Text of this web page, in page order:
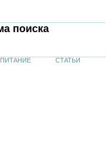
поиска
ПИТАНИЕ СТАТЬИ